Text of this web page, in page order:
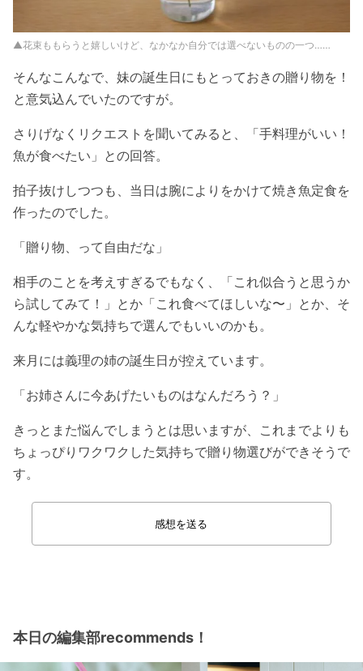
▲花束ももらうと嬉しいけど、なかなか自分では選べないものの一つ……
そんなこんなで、妹の誕生日にもとっておきの贈り物を！
と意気込んでいたのですが。
さりげなくリクエストを聞いてみると、「手料理がいい！
魚が食べたい」との回答。
拍子抜けしつつも、当日は腕によりをかけて焼き魚定食を
作ったのでした。
「贈り物、って自由だな」
相手のことを考えすぎるでもなく、「これ似合うと思うか
ら試してみて！」とか「これ食べてほしいな〜」とか、そ
んな軽やかな気持ちで選んでもいいのかも。
来月には義理の姉の誕生日が控えています。
「お姉さんに今あげたいものはなんだろう？」
きっとまた悩んでしまうとは思いますが、これまでよりも
ちょっぴりワクワクした気持ちで贈り物選びができそうで
す。
感想を送る
本日の編集部recommends！